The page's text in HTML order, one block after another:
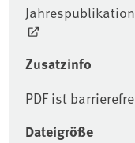
Zusatzinfo
PDF ist
Dateigröße